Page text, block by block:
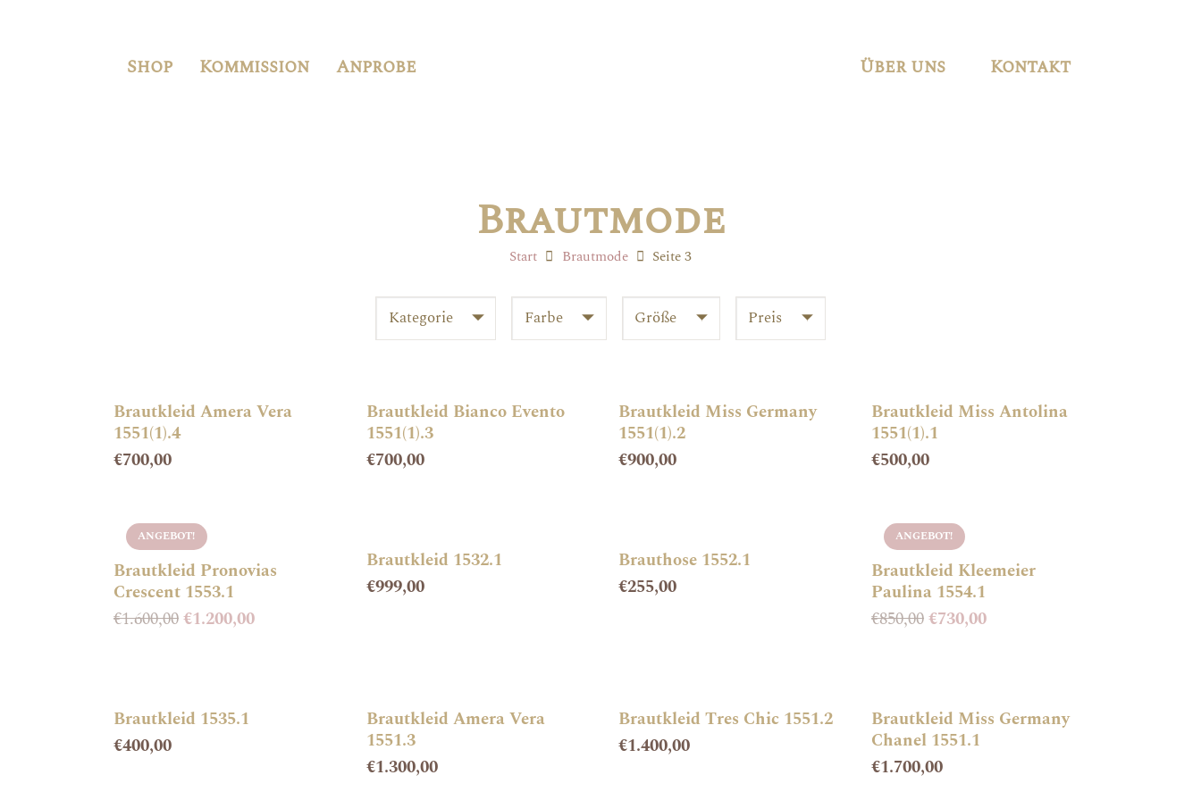
Shop Kommission Anprobe Über uns Kontakt
Brautmode
Start Brautmode Seite 3
Kategorie Farbe Größe Preis
Brautkleid Amera Vera
1551(1).4
€700,00
Brautkleid Bianco Evento
1551(1).3
€700,00
Brautkleid Miss Germany
1551(1).2
€900,00
Brautkleid Miss Antolina
1551(1).1
€500,00
ANGEBOT!
Brautkleid Pronovias
Crescent 1553.1
€1.600,00€1.200,00
Brautkleid 1532.1
€999,00
Brauthose 1552.1
€255,00
ANGEBOT!
Brautkleid Kleemeier
Paulina 1554.1
€850,00€730,00
Brautkleid 1535.1
€400,00
Brautkleid Amera Vera
1551.3
€1.300,00
Brautkleid Tres Chic 1551.2
€1.400,00
Brautkleid Miss Germany
Chanel 1551.1
€1.700,00